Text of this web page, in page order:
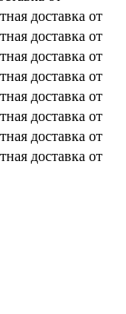
доставка от
доставка от
доставка от
доставка от
доставка от
доставка от
доставка от
доставка от